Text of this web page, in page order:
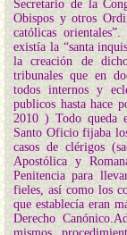
Secretario de la
Obispos y otros
católicas
existía la “santa
la creación de
tribunales que en
todos internos y
publicos hasta hace
2010 ) Todo queda
Santo Oficio fijaba
casos de clérigos
Apostólica y
Penitencia para
fieles, así como los
que establecía eran
Derecho